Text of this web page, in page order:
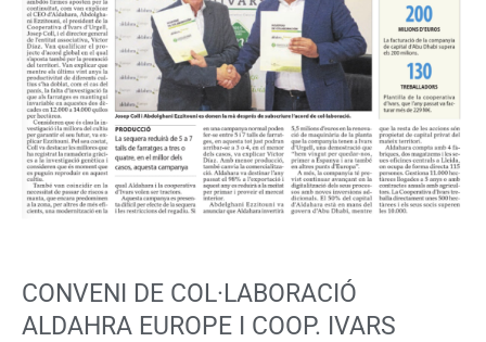
CONVENI DE COL·LABORACIÓ
ALDAHRA EUROPE I COOP. IVARS